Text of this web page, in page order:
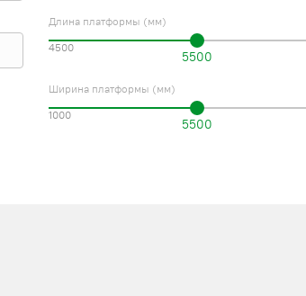
Длина платформы (мм)
5500
4500
Ширина платформы (мм)
5500
1000